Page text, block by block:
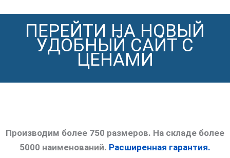
ПЕРЕЙТИ НА НОВЫЙ
УДОБНЫЙ САЙТ С
ЦЕНАМИ
Производим более 750 размеров. На складе более
5000 наименований. Расширенная гарантия.